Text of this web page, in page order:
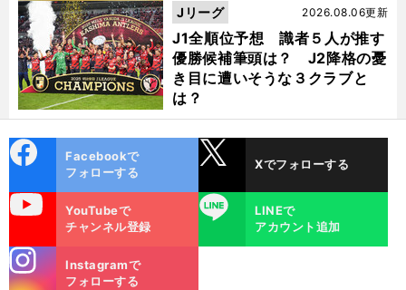
J1全順位予想 識者５人が推す
優勝候補筆頭は？ J2降格の憂
き目に遭いそうな３クラブと
は？
2026.08.06更新
Jリーグ
ok
Facebookで
フォローする
Xでフォローする
YouTubeで
チャンネル登録
LINE
LINEで
アカウント追加
m
Instagramで
フォローする